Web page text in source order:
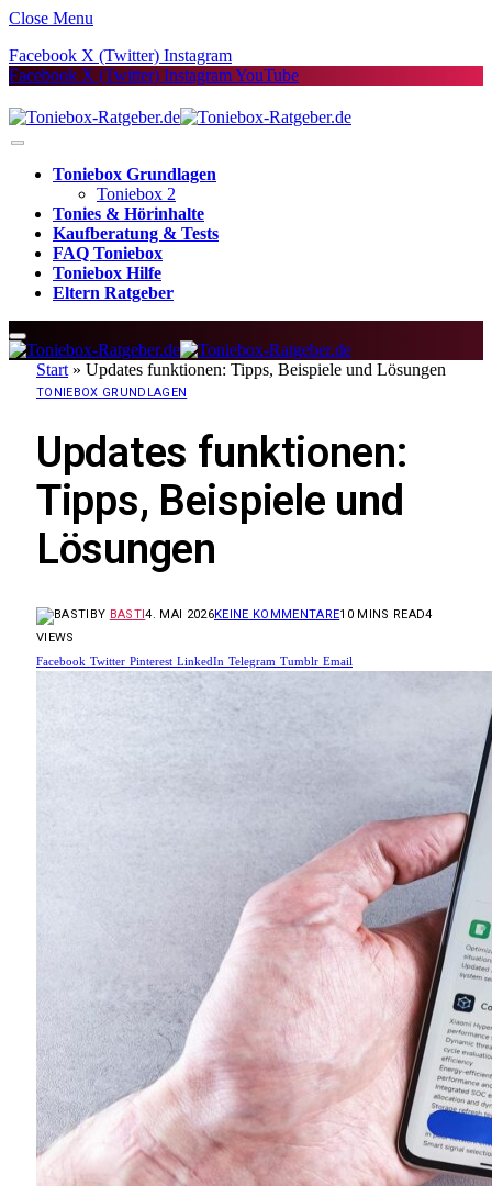
Close Menu
Facebook X (Twitter) Instagram
Facebook X (Twitter) InstagramYouTube
Toniebox Grundlagen
Toniebox 2
Tonies & Hörinhalte
Kaufberatung & Tests
FAQ Toniebox
Toniebox Hilfe
Eltern Ratgeber
Start » Updates funktionen: Tipps, Beispiele und Lösungen
TONIEBOX GRUNDLAGEN
Updates funktionen:
Tipps, Beispiele und
Lösungen
BY BASTI4. MAI 2026KEINE KOMMENTARE10 MINS READ4
VIEWS
Facebook Twitter Pinterest LinkedIn Telegram Tumblr Email